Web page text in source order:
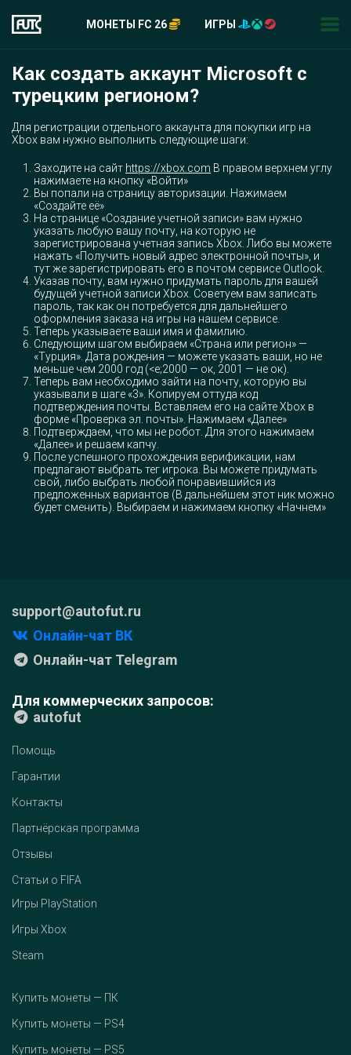
МОНЕТЫ FC 26 ИГРЫ
Как создать аккаунт Microsoft с
турецким регионом?
Для регистрации отдельного аккаунта для покупки игр на
Xbox вам нужно выполнить следующие шаги:
Заходите на сайт https://xbox.com В правом верхнем углу
нажимаете на кнопку «Войти»
Вы попали на страницу авторизации. Нажимаем
«Создайте её»
На странице «Создание учетной записи» вам нужно
указать любую вашу почту, на которую не
зарегистрирована учетная запись Xbox. Либо вы можете
нажать «Получить новый адрес электронной почты», и
тут же зарегистрировать его в почтом сервисе Outlook.
Указав почту, вам нужно придумать пароль для вашей
будущей учетной записи Xbox. Советуем вам записать
пароль, так как он потребуется для дальнейшего
оформления заказа на игры на нашем сервисе.
Теперь указываете ваши имя и фамилию.
Следующим шагом выбираем «Страна или регион» —
«Турция». Дата рождения — можете указать ваши, но не
меньше чем 2000 год (<e;2000 — ок, 2001 — не ок).
Теперь вам необходимо зайти на почту, которую вы
указывали в шаге «3». Копируем оттуда код
подтверждения почты. Вставляем его на сайте Xbox в
форме «Проверка эл. почты». Нажимаем «Далее»
Подтверждаем, что мы не робот. Для этого нажимаем
«Далее» и решаем капчу.
После успешного прохождения верификации, нам
предлагают выбрать тег игрока. Вы можете придумать
свой, либо выбрать любой понравившийся из
предложенных вариантов (В дальнейшем этот ник можно
будет сменить). Выбираем и нажимаем кнопку «Начнем»
support@autofut.ru
Онлайн-чат ВК
Онлайн-чат Telegram
Для коммерческих запросов:
autofut
Помощь
Гарантии
Контакты
Партнёрская программа
Отзывы
Статьи о FIFA
Игры PlayStation
Игры Xbox
Steam
Купить монеты — ПК
Купить монеты — PS4
Купить монеты — PS5